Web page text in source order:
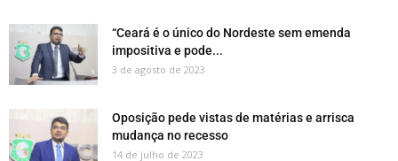
“Ceará é o único do Nordeste sem emenda
impositiva e pode...
3 de agosto de 2023
Oposição pede vistas de matérias e arrisca
mudança no recesso
14 de julho de 2023